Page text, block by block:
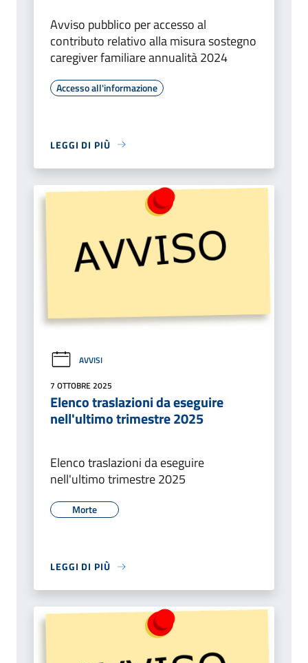
Avviso pubblico per accesso al
contributo relativo alla misura sostegno
caregiver familiare annualità 2024
Accesso all'informazione
LEGGI DI PIÙ
AVVISI
7 OTTOBRE 2025
Elenco traslazioni da eseguire
nell'ultimo trimestre 2025
Elenco traslazioni da eseguire
nell'ultimo trimestre 2025
Morte
LEGGI DI PIÙ